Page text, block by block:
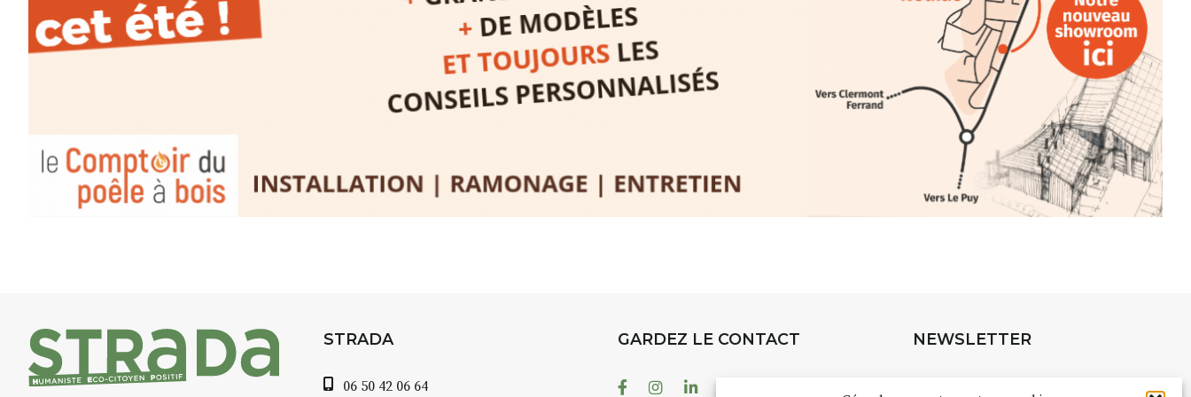
inspirant
, à seulement30
minutes du Puy-en-Velay
aquarelle, encre, ou contenu hybride.
Le programme :
8h : rendez-vous au point de départ
Et si le temps se gâte : un atelier abrité
permettra de continuer à créer.
INTERVIEW
STRADA Bernard Turle, vous avez ouvert une
galerie à Auzon…
investissent les rues, les caves, les granges
STRADA
06 50 42 06 64
GARDEZ LE CONTACT
FacebookInstagramLinkedin
NEWSLETTER